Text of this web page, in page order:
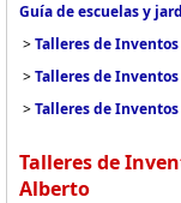
Guía de escuelas y
>Talleres de
>Talleres de
>Talleres de
Talleres de
Alberto